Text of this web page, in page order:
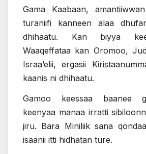
Gama Kaabaan,
turaniifi kanneen alaa
dhihaatu. Kan biyya
Waaqeffataa kan Oromoo,
Israa’elii, ergasii
kaanis ni dhihaatu.
Gamoo keessaa baanee
keenyaa manaa irratti
jiru. Bara Miniliik sana
isaanii itti hidhatan ture.